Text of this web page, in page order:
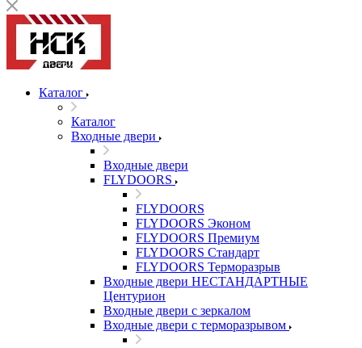
Каталог
Каталог
Входные двери
Входные двери
FLYDOORS
FLYDOORS
FLYDOORS Эконом
FLYDOORS Премиум
FLYDOORS Стандарт
FLYDOORS Терморазрыв
Входные двери НЕСТАНДАРТНЫЕ
Центурион
Входные двери с зеркалом
Входные двери с терморазрывом